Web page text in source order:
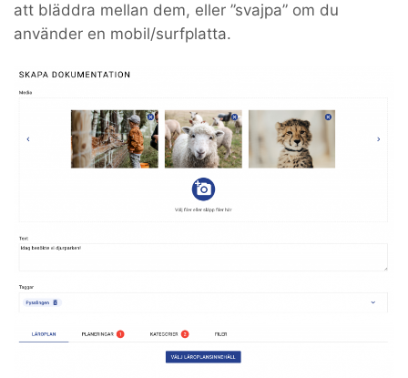
att bläddra mellan dem, eller ”svajpa” om du
använder en mobil/surfplatta.